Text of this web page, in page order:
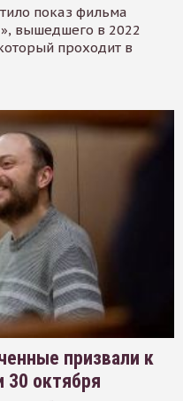
показ фильма
вышедшего в 2022
проходит в
призвали к
30 октября